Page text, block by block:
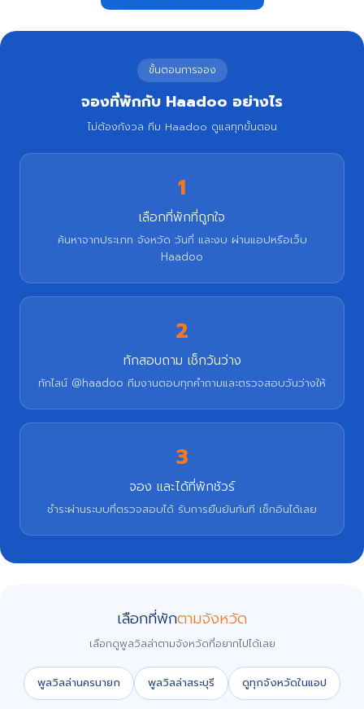
ขั้นตอนการจอง
จองที่พักกับ Haadoo อย่างไร
ไม่ต้องกังวล ทีม Haadoo ดูแลทุกขั้นตอน
1
เลือกที่พักที่ถูกใจ
ค้นหาจากประเภท จังหวัด วันที่ และงบ ผ่านแอปหรือเว็บ
Haadoo
2
ทักสอบถาม เช็กวันว่าง
ทักไลน์ @haadoo ทีมงานตอบทุกคำถามและตรวจสอบวันว่างให้
3
จอง และได้ที่พักชัวร์
ชำระผ่านระบบที่ตรวจสอบได้ รับการยืนยันทันที เช็กอินได้เลย
เลือกที่พักตามจังหวัด
เลือกดูพูลวิลล่าตามจังหวัดที่อยากไปได้เลย
พูลวิลล่านครนายก พูลวิลล่าสระบุรี ดูทุกจังหวัดในแอป